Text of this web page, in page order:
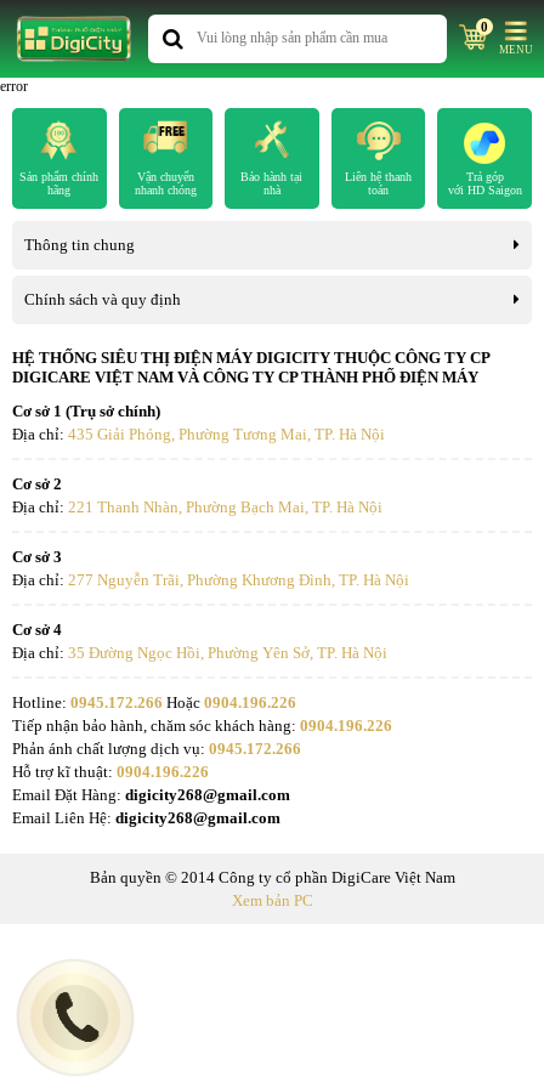
0
MENU
error
Sản phẩm chính
hãng
Vận chuyển
nhanh chóng
Bảo hành tại
nhà
Liên hệ thanh
toán
Trả góp
với HD Saigon
Thông tin chung
Chính sách và quy định
HỆ THỐNG SIÊU THỊ ĐIỆN MÁY DIGICITY THUỘC CÔNG TY CP
DIGICARE VIỆT NAM VÀ CÔNG TY CP THÀNH PHỐ ĐIỆN MÁY
Cơ sở 1 (Trụ sở chính)
Địa chỉ: 435 Giải Phóng, Phường Tương Mai, TP. Hà Nội
Cơ sở 2
Địa chỉ: 221 Thanh Nhàn, Phường Bạch Mai, TP. Hà Nội
Cơ sở 3
Địa chỉ: 277 Nguyễn Trãi, Phường Khương Đình, TP. Hà Nội
Cơ sở 4
Địa chỉ: 35 Đường Ngọc Hồi, Phường Yên Sở, TP. Hà Nội
Hotline: 0945.172.266 Hoặc 0904.196.226
Tiếp nhận bảo hành, chăm sóc khách hàng: 0904.196.226
Phản ánh chất lượng dịch vụ: 0945.172.266
Hỗ trợ kĩ thuật: 0904.196.226
Email Đặt Hàng: digicity268@gmail.com
Email Liên Hệ: digicity268@gmail.com
Bản quyền © 2014 Công ty cổ phần DigiCare Việt Nam
Xem bản PC